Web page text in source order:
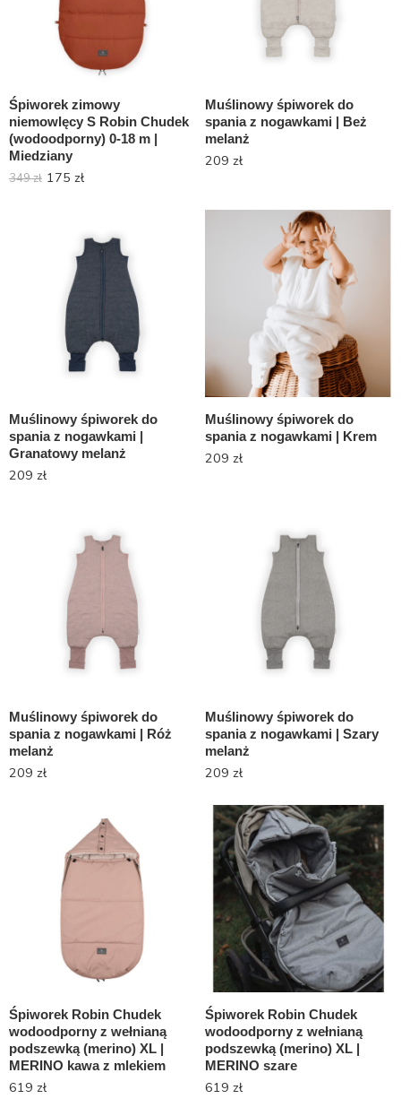
Śpiworek zimowy
niemowlęcy S Robin Chudek
(wodoodporny) 0-18 m |
Miedziany
349zł 175 zł
Muślinowy śpiworek do
spania z nogawkami | Beż
melanż
209 zł
Muślinowy śpiworek do
spania z nogawkami |
Granatowy melanż
209 zł
Muślinowy śpiworek do
spania z nogawkami | Krem
209 zł
Muślinowy śpiworek do
spania z nogawkami | Róż
melanż
209 zł
Muślinowy śpiworek do
spania z nogawkami | Szary
melanż
209 zł
Śpiworek Robin Chudek
wodoodporny z wełnianą
podszewką (merino) XL |
MERINO kawa z mlekiem
619 zł
Śpiworek Robin Chudek
wodoodporny z wełnianą
podszewką (merino) XL |
MERINO szare
619 zł